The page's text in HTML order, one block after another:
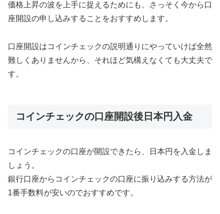
価格上昇の波を上手に捉えるためにも、さっそく今から口
座開設の申し込みすることをおすすめします。
口座開設はコインチェックの説明通りにやっていけば全然
難しくありませんから、それほど気構えなくても大丈夫で
す。
コインチェックの口座開設後日本円入金
コインチェックの口座が開設できたら、日本円を入金しま
しょう。
銀行口座からコインチェックの口座に振り込みする方法が
1番手数料が安いのでおすすめです。